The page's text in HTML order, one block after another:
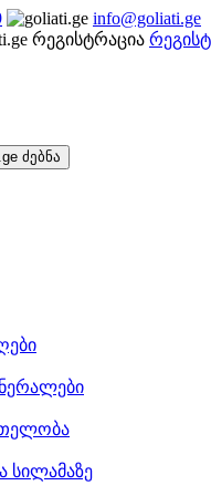
info@goliati.ge
სილამაზე